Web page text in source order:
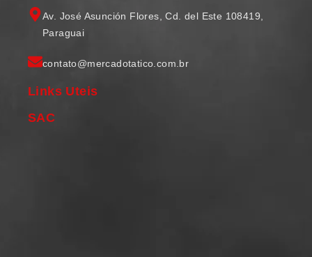
Av. José Asunción Flores, Cd. del Este 108419,
Paraguai
contato@mercadotatico.com.br
Links Uteis
SAC